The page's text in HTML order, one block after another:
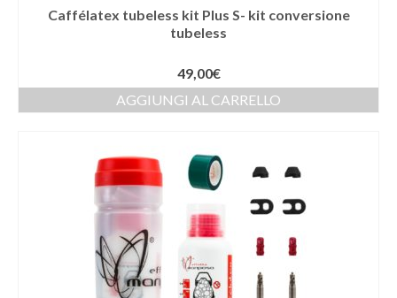
Caffélatex tubeless kit Plus S- kit conversione
tubeless
49,00€
AGGIUNGI AL CARRELLO